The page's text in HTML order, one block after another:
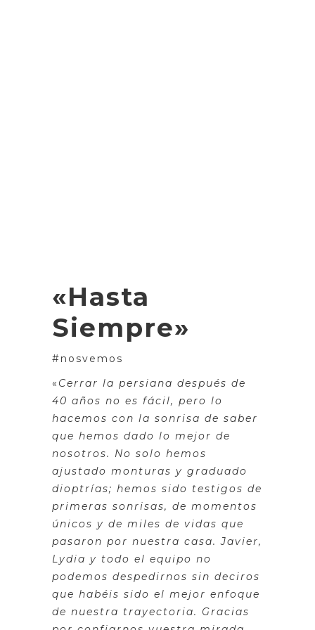
«Hasta
Siempre»
#nosvemos
« Cerrar la persiana después de
40 años no es fácil, pero lo
hacemos con la sonrisa de saber
que hemos dado lo mejor de
nosotros. No solo hemos
ajustado monturas y graduado
dioptrías; hemos sido testigos de
primeras sonrisas, de momentos
únicos y de miles de vidas que
pasaron por nuestra casa. Javier,
Lydia y todo el equipo no
podemos despedirnos sin deciros
que habéis sido el mejor enfoque
de nuestra trayectoria. Gracias